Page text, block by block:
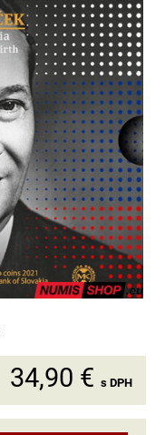
34,90 € s DPH